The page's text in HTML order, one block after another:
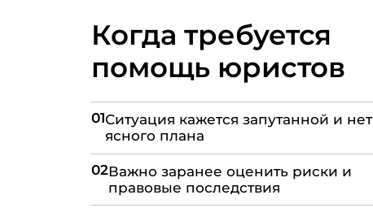
Когда требуется
помощь юристов
01Ситуация кажется запутанной и нет
ясного плана
02Важно заранее оценить риски и
правовые последствия